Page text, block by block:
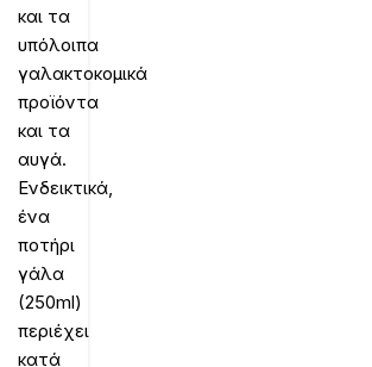
και τα
υπόλοιπα
γαλακτοκομικά
προϊόντα
και τα
αυγά.
Ενδεικτικά,
ένα
ποτήρι
γάλα
(250ml)
περιέχει
κατά